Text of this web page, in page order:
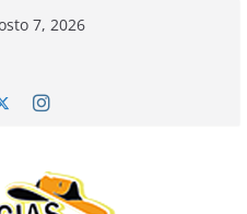
7, 2026